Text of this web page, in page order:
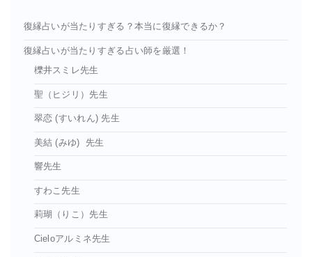
復縁占いが当たりすぎる？本当に復縁できるか？
復縁占いが当たりすぎる占い師を厳選！
櫟井スミレ先生
聖（ヒジリ）先生
翠恋 (すいれん) 先生
美結 (みゆ) 先生
響先生
すわこ先生
莉瑚（りこ）先生
Cieloアルミネ先生